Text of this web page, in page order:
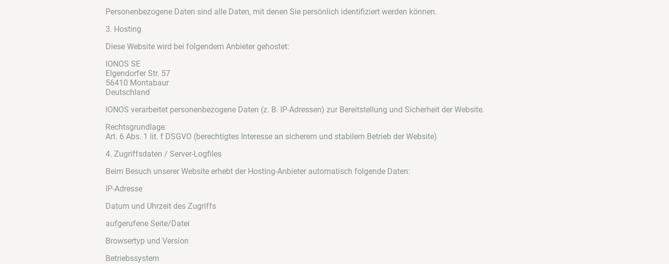
Personenbezogene Daten sind alle Daten, mit denen Sie persönlich identifiziert werden können.
3. Hosting
Diese Website wird bei folgendem Anbieter gehostet:
IONOS SE
Elgendorfer Str. 57
56410 Montabaur
Deutschland
IONOS verarbeitet personenbezogene Daten (z. B. IP-Adressen) zur Bereitstellung und Sicherheit der Website.
Rechtsgrundlage:
Art. 6 Abs. 1 lit. f DSGVO (berechtigtes Interesse an sicherem und stabilem Betrieb der Website)
4. Zugriffsdaten / Server-Logfiles
Beim Besuch unserer Website erhebt der Hosting-Anbieter automatisch folgende Daten:
IP-Adresse
Datum und Uhrzeit des Zugriffs
aufgerufene Seite/Datei
Browsertyp und Version
Betriebssystem